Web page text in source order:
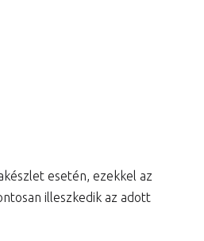
esetén, ezekkel az
illeszkedik az adott